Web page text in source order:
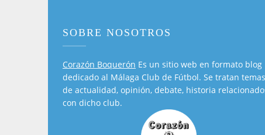
SOBRE NOSOTROS
Corazón Boquerón Es un sitio web en formato blog
dedicado al Málaga Club de Fútbol. Se tratan temas
de actualidad, opinión, debate, historia
con dicho club.